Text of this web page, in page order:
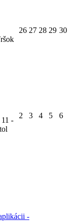
26 27 28 29 30
-
2 3 4 5 6
-